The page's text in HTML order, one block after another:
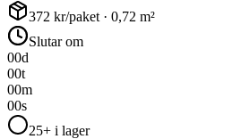
372 kr/paket · 0,72 m²
Slutar om
00d
00t
00m
00s
25+ i lager